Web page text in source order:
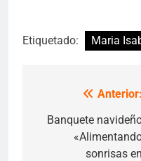
Etiquetado: Maria
Navegación
de
entradas
Anterior:
Banquete
sonrisas en